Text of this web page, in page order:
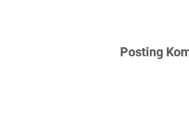
Posting